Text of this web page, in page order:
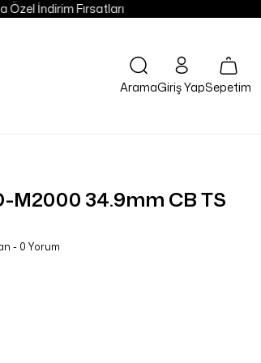
Özel İndirim Fırsatları
AramaGiriş YapSepetim
M2000 34.9mm CB TS
- 0 Yorum